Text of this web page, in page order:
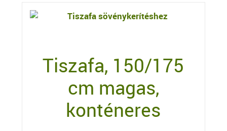
Tiszafa, 150/175
cm magas,
konténeres